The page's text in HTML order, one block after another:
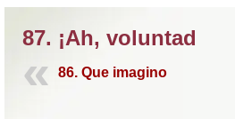
87. ¡Ah, voluntad
86. Que imagino